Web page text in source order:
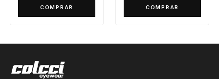
COMPRAR COMPRAR